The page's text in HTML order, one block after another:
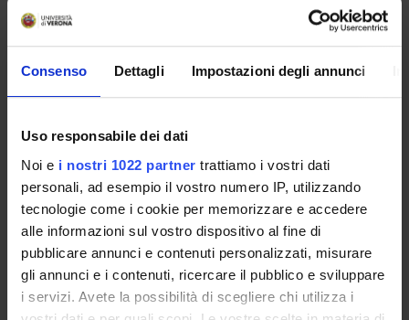
Consenso Dettagli Impostazioni degli annunci
Uso responsabile dei dati
Noi e i nostri 1022 partner trattiamo i vostri dati
personali, ad esempio il vostro numero IP, utilizzando
tecnologie come i cookie per memorizzare e accedere
alle informazioni sul vostro dispositivo al fine di
pubblicare annunci e contenuti personalizzati, misurare
gli annunci e i contenuti, ricercare il pubblico e sviluppare
i servizi. Avete la possibilità di scegliere chi utilizza i
Ministero dell'Istruzione dell'Università e della Ricerca
PARTECIPANTI AL PROGETTO
SEZIONI
Patologia Generale